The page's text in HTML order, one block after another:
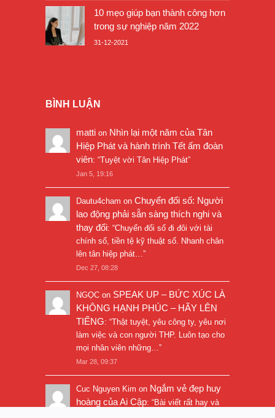
10 mẹo giúp bạn thành công hơn
trong sự nghiệp năm 2022
31-12-2021
BÌNH LUẬN
matti on Nhìn lại một năm của Tân
Hiệp Phát và hành trình Tết ấm đoàn
viên: “Tuyệt vời Tân Hiệp Phát”
Jan 5, 19:16
Dautu4cham on Chuyển đổi số: Người
lao động phải sẵn sàng thích nghi và
thay đổi: “Chuyển đổi số đi đôi với tài
chính số, tiền tệ kỹ thuật số. Nhanh chân
lên tân hiệp phát… ”
Dec 27, 08:28
NGỌC on SPEAK UP – BỨC XÚC LÀ
KHÔNG HẠNH PHÚC – HÃY LÊN
TIẾNG: “Thật tuyệt, yêu công ty, yêu nơi
làm việc và con người THP. Luôn tạo cho
mọi nhân viên những… ”
Mar 28, 09:37
Cuc Nguyen Kim on Ngắm vẻ đẹp huy
hoàng của Ai Cập: “Bài viết rất hay và